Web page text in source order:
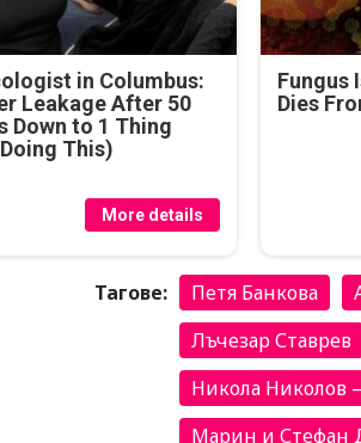
in Columbus:
Leakage After 50
Down to 1 Thing
This)
More details
Fungus
Dies
Тагове: Петя Банкова
Лъчезар Ставрев
Никола Николов
Марин и Стефан